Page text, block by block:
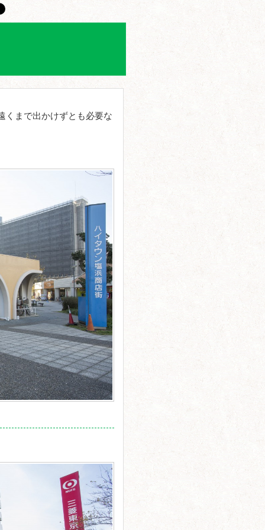
くまで出かけずとも必要な